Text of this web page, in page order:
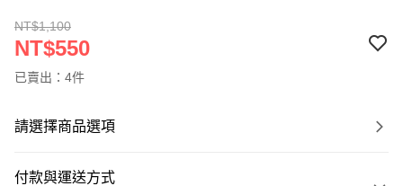
NT$1,100
NT$550
已賣出：4件
請選擇商品選項
付款與運送方式